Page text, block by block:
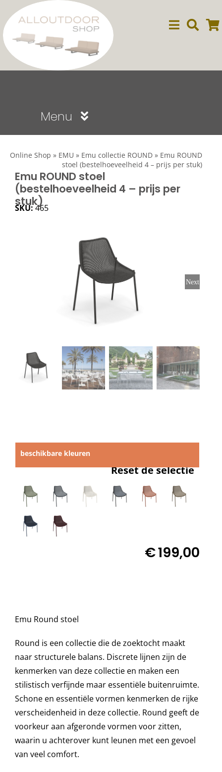
naar
inhoud
Menu
Dining
Lounge
Deck Chairs + voetbanken
Decoratie kussens
Buitenkleden
Tuinkussens
Onze merken
Online Shop » EMU » Emu collectie ROUND » Emu ROUND
stoel (bestelhoeveelheid 4 – prijs per stuk)
Emu ROUND stoel
(bestelhoeveelheid 4 – prijs per
stuk)
SKU:465
Next
beschikbare kleuren
Reset de selectie
€199,00
Emu Round stoel
Round is een collectie die de zoektocht maakt
naar structurele balans. Discrete lijnen zijn de
kenmerken van deze collectie en maken een
stilistisch verfijnde maar essentiële buitenruimte.
Schone en essentiële vormen kenmerken de rijke
verscheidenheid in deze collectie. Round geeft de
voorkeur aan afgeronde vormen voor zitten,
waarin u achterover kunt leunen met een gevoel
van veel comfort.